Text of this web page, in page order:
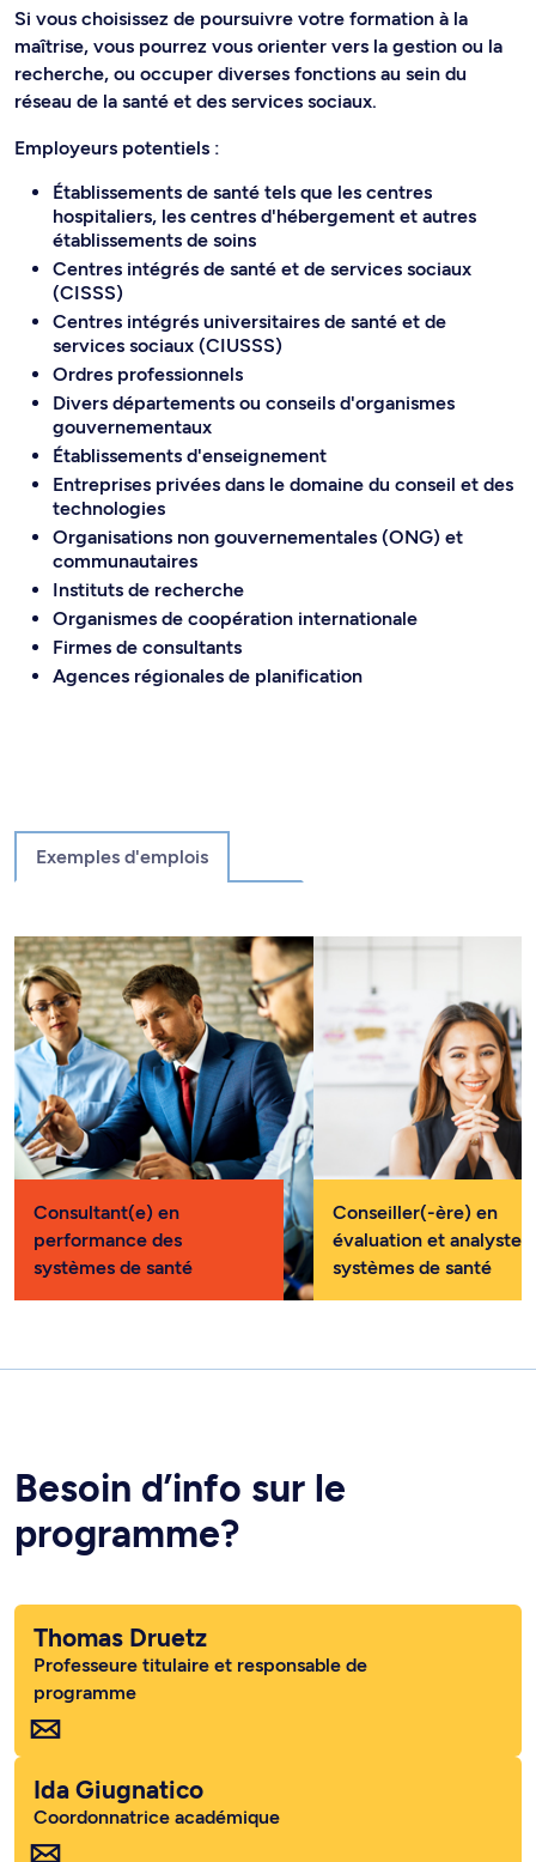
Si vous choisissez de poursuivre votre formation à la
maîtrise, vous pourrez vous orienter vers la gestion ou la
recherche, ou occuper diverses fonctions au sein du
réseau de la santé et des services sociaux.
Employeurs potentiels :
Établissements de santé tels que les centres
hospitaliers, les centres d'hébergement et autres
établissements de soins
Centres intégrés de santé et de services sociaux
(CISSS)
Centres intégrés universitaires de santé et de
services sociaux (CIUSSS)
Ordres professionnels
Divers départements ou conseils d'organismes
gouvernementaux
Établissements d'enseignement
Entreprises privées dans le domaine du conseil et des
technologies
Organisations non gouvernementales (ONG) et
communautaires
Instituts de recherche
Organismes de coopération internationale
Firmes de consultants
Agences régionales de planification
Exemples d'emplois
Consultant(e) en
performance des
systèmes de santé
Conseiller(-ère) en
évaluation et analyste
systèmes de santé
Besoin d’info sur le
programme?
Thomas Druetz
Professeure titulaire et responsable de
programme
Ida Giugnatico
Coordonnatrice académique